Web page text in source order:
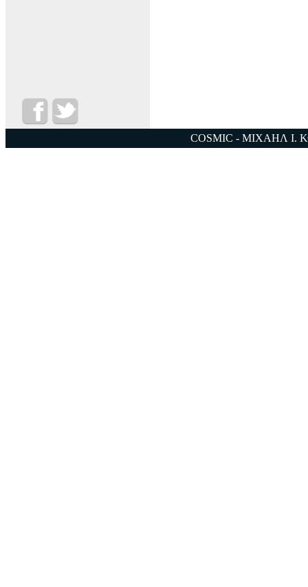
COSMIC - ΜΙΧΑΗΛ Ι.